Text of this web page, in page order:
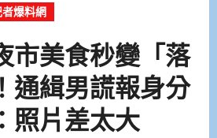
爆料網
市美食秒變「落
通緝男謊報身分
照片差太大